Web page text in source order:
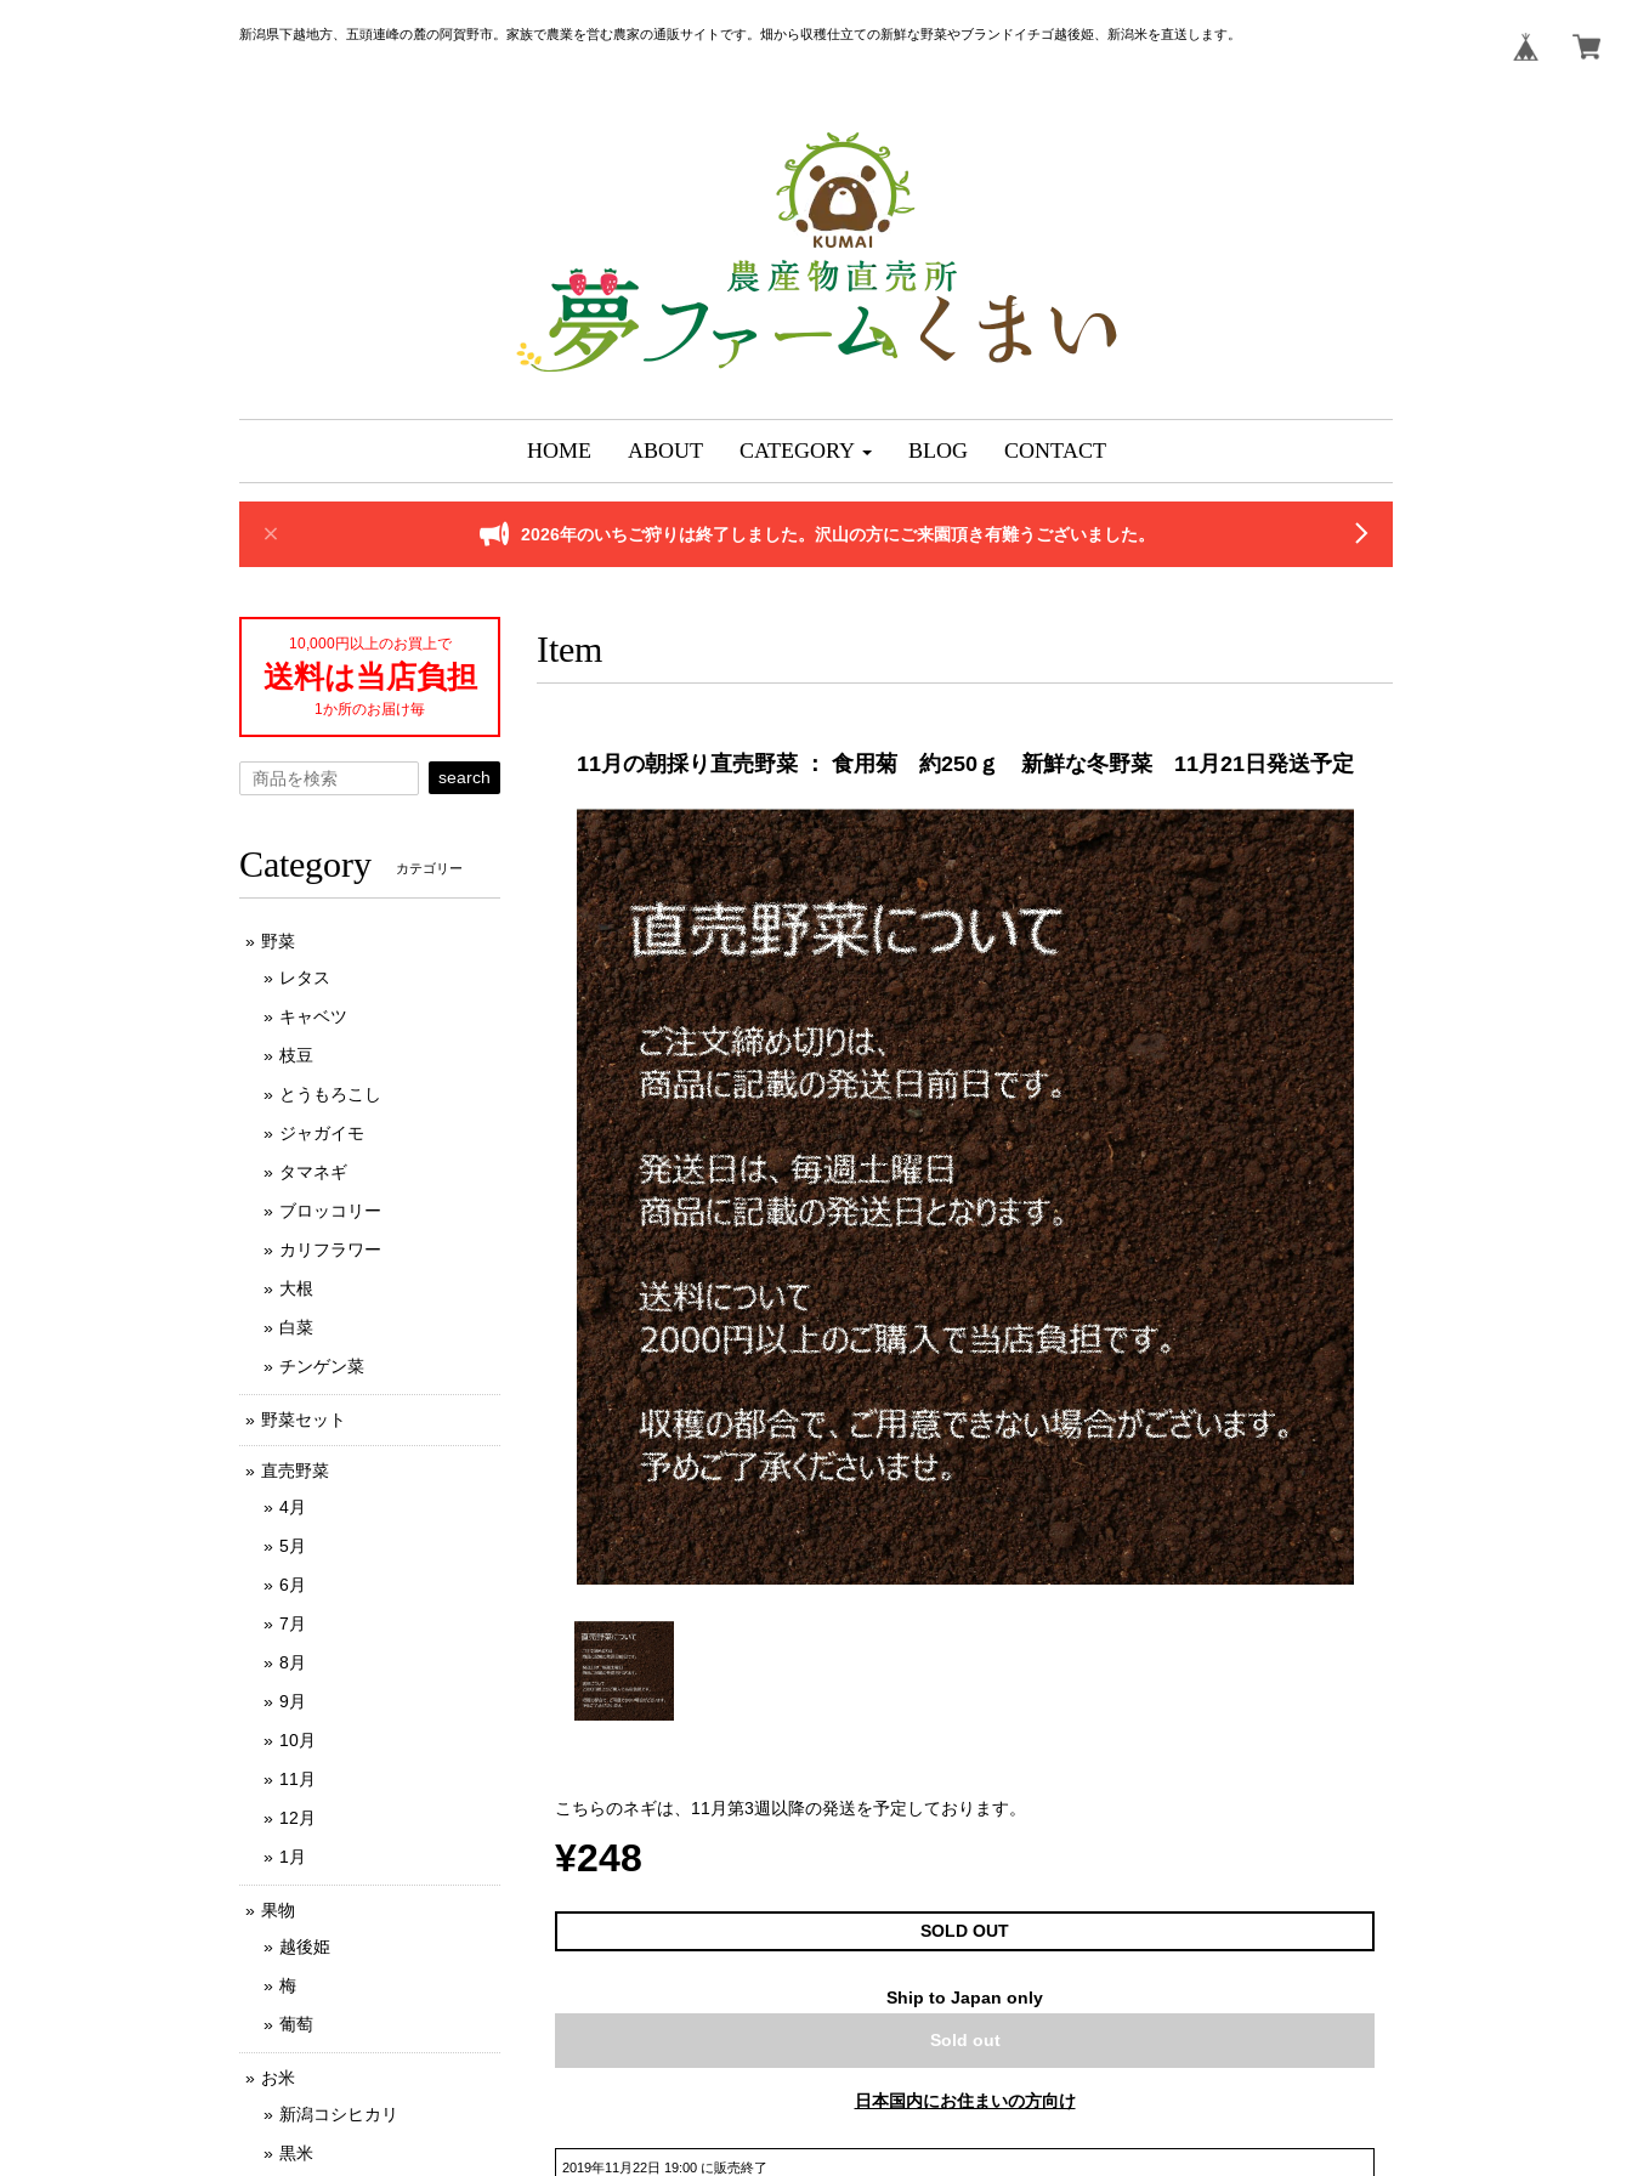
新潟県下越地方、五頭連峰の麓の阿賀野市。家族で農業を営む農家の通販サイトです。畑から収穫仕立ての新鮮な野菜やブランドイチゴ越後姫、新潟米を直送します。
HOME ABOUT CATEGORY BLOG CONTACT
2026年のいちご狩りは終了しました。沢山の方にご来園頂き有難うございました。
Item
11月の朝採り直売野菜 ： 食用菊 約250ｇ 新鮮な冬野菜 11月21日発送予定
こちらのネギは、11月第3週以降の発送を予定しております。
¥248
SOLD OUT
Ship to Japan only
Sold out
日本国内にお住まいの方向け
2019年11月22日 19:00 に販売終了
10,000円以上のお買上で
送料は当店負担
1か所のお届け毎
search
Category カテゴリー
野菜
レタス
キャベツ
枝豆
とうもろこし
ジャガイモ
タマネギ
ブロッコリー
カリフラワー
大根
白菜
チンゲン菜
野菜セット
直売野菜
4月
5月
6月
7月
8月
9月
10月
11月
12月
1月
果物
越後姫
梅
葡萄
お米
新潟コシヒカリ
黒米